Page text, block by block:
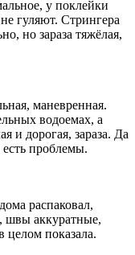
у поклейки
гуляют. Стрингера
но зараза тяжёлая,
маневренная.
водоемах, а
и дорогая, зараза. Да
проблемы.
распаковал,
швы аккуратные,
целом показала.